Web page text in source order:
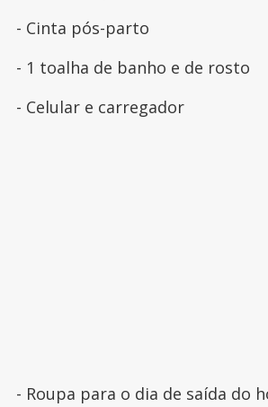
- Cinta pós-parto
- 1 toalha de banho e de rosto
- Celular e carregador
- Roupa para o dia de saída do